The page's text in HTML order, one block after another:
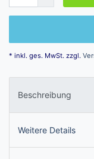
* inkl. ges. MwSt. zzgl.
Beschreibung
Weitere Details